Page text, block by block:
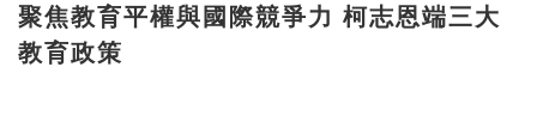
聚焦教育平權與國際競爭力 柯志恩端三大
教育政策